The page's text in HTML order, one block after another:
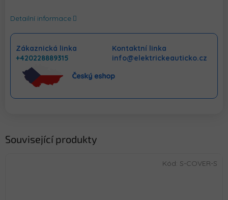
Detailní informace
Zákaznická linka
+420228889315
Kontaktní linka
info@elektrickeauticko.cz
Související produkty
Kód: S-COVER-S